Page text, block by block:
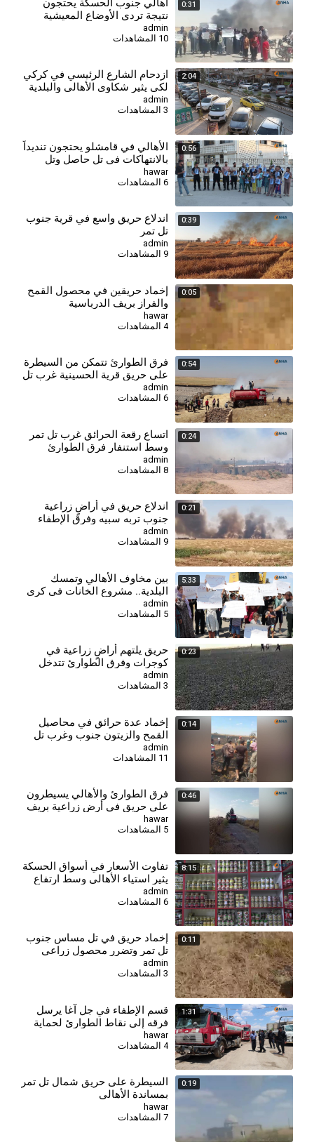
0:31
نتيجة تردي الأوضاع المعيشية
والخدمية
admin
10 المشاهدات
2:04
⁣ازدحام الشارع الرئيسي في كركي
لكي يثير شكاوى الأهالي والبلدية
تعد بحلول قريبة
admin
3 المشاهدات
0:56
الأهالي في قامشلو يحتجون تنديداً
بالانتهاكات في تل حاصل وتل
عران
hawar
6 المشاهدات
0:39
اندلاع حريق واسع في قرية جنوب
تل تمر
admin
9 المشاهدات
0:05
إخماد حريقين في محصول القمح
والفراز بريف الدرباسية
hawar
0:54
فرق الطوارئ تتمكن من السيطرة
على حريق قرية الحسينية غرب تل
تمر
admin
6 المشاهدات
0:24
اتساع رقعة الحرائق غرب تل تمر
وسط استنفار فرق الطوارئ
admin
8 المشاهدات
0:21
اندلاع حريق في أراضٍ زراعية
جنوب تربه سبيه وفرق الإطفاء
تتدخل
admin
9 المشاهدات
5:33
بين مخاوف الأهالي وتمسك
البلدية.. مشروع الخانات في كري
صوير بانتظار الحسم
admin
5 المشاهدات
0:23
حريق يلتهم أراضٍ زراعية في
كوجرات وفرق الطوارئ تتدخل
وتسيطر عليه
admin
3 المشاهدات
0:14
إخماد عدة حرائق في محاصيل
القمح والزيتون جنوب وغرب تل
تمر
admin
0:46
فرق الطوارئ والأهالي يسيطرون
على حريق في أرض زراعية بريف
تل تمر
hawar
8:15
⁣تفاوت الأسعار في أسواق الحسكة
يثير استياء الأهالي وسط ارتفاع
تكاليف المعيشة
admin
6 المشاهدات
0:11
إخماد حريق في تل مساس جنوب
تل تمر وتضرر محصول زراعي
وحصادة
admin
3 المشاهدات
1:31
قسم الإطفاء في جل آغا يرسل
فرقه إلى نقاط الطوارئ لحماية
الموسم الزراعي
hawar
4 المشاهدات
0:19
السيطرة على حريق شمال تل تمر
بمساندة الأهالي
hawar